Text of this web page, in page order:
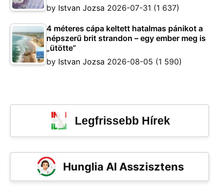
by Istvan Jozsa 2026-07-31 (1 637)
4 méteres cápa keltett hatalmas pánikot a
népszerű brit strandon – egy ember meg is
„ütötte”
by Istvan Jozsa 2026-08-05 (1 590)
Legfrissebb Hírek
Hunglia AI Asszisztens